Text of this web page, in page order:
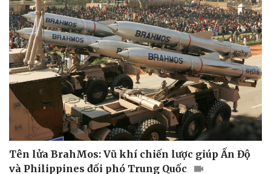
Thể thao
Bóng đá
Lịch thi đấu bóng đá
Thế giới thể thao
eSports
Hậu trường
Ô tô - Xe máy
Ô tô
Xe máy
Tư vấn
Tên lửa BrahMos: Vũ khí chiến lược giúp Ấn Độ
và Philippines đối phó Trung Quốc